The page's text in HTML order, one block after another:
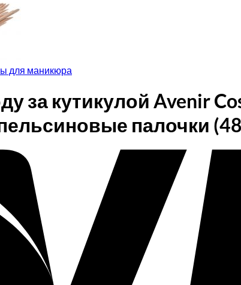
для маникюра
за кутикулой Avenir
палочки
мл